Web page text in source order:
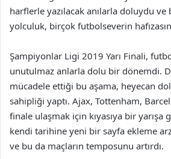
harflerle yazılacak anılarla doluydu ve
yolculuk, birçok futbolseverin
Şampiyonlar Ligi 2019 Yarı Finali,
unutulmaz anlarla dolu bir dönemdi.
mücadele ettiği bu aşama, heyecan
sahipliği yaptı. Ajax, Tottenham,
finale ulaşmak için kıyasıya bir yarışa
kendi tarihine yeni bir sayfa ekleme
ve bu da maçların temposunu artırdı.